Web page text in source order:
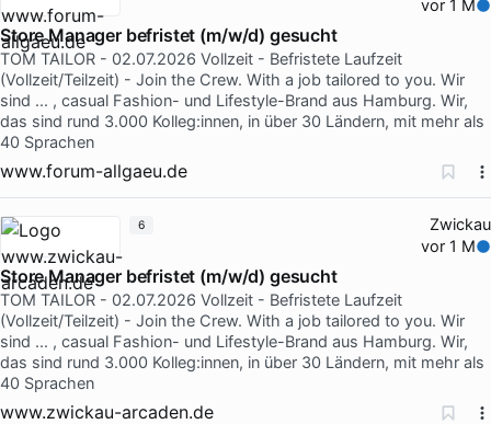
vor 1 M
Store Manager befristet (m/w/d) gesucht
TOM TAILOR - 02.07.2026 Vollzeit - Befristete Laufzeit
(Vollzeit/Teilzeit) - Join the Crew. With a job tailored to you. Wir
sind ... , casual Fashion- und Lifestyle-Brand aus Hamburg. Wir,
das sind rund 3.000 Kolleg:innen, in über 30 Ländern, mit mehr als
40 Sprachen
www.forum-allgaeu.de
Zwickau
vor 1 M
Store Manager befristet (m/w/d) gesucht
TOM TAILOR - 02.07.2026 Vollzeit - Befristete Laufzeit
(Vollzeit/Teilzeit) - Join the Crew. With a job tailored to you. Wir
sind ... , casual Fashion- und Lifestyle-Brand aus Hamburg. Wir,
das sind rund 3.000 Kolleg:innen, in über 30 Ländern, mit mehr als
40 Sprachen
www.zwickau-arcaden.de
6